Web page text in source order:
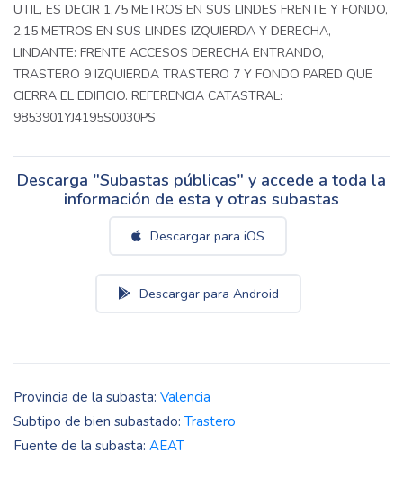
UTIL, ES DECIR 1,75 METROS EN SUS LINDES FRENTE Y FONDO,
2,15 METROS EN SUS LINDES IZQUIERDA Y DERECHA,
LINDANTE: FRENTE ACCESOS DERECHA ENTRANDO,
TRASTERO 9 IZQUIERDA TRASTERO 7 Y FONDO PARED QUE
CIERRA EL EDIFICIO. REFERENCIA CATASTRAL:
9853901YJ4195S0030PS
Descarga "Subastas públicas" y accede a toda la
información de esta y otras subastas
Descargar para iOS
Descargar para Android
Provincia de la subasta: Valencia
Subtipo de bien subastado: Trastero
Fuente de la subasta: AEAT